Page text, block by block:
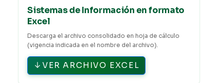
Sistemas de Información en formato
Excel
Descarga el archivo consolidado en hoja de cálculo
(vigencia indicada en el nombre del archivo).
↓VER ARCHIVO EXCEL